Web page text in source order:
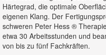
Härtegrad, die optimale
eigenen Klang. Der
schweren Peter Hess ®
etwa 30 Arbeitsstunden und
von bis zu fünf Fachkräften.